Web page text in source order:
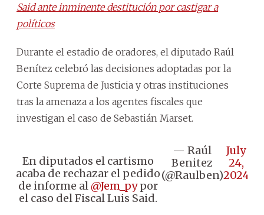
Said ante inminente destitución por castigar a
políticos
Durante el estadio de oradores, el diputado Raúl
Benítez celebró las decisiones adoptadas por la
Corte Suprema de Justicia y otras instituciones
tras la amenaza a los agentes fiscales que
investigan el caso de Sebastián Marset.
En diputados el cartismo
acaba de rechazar el pedido
de informe al@Jem_pypor
el caso del Fiscal Luis Said.
— Raúl
Benitez
(@Raulben)
July
24,
2024